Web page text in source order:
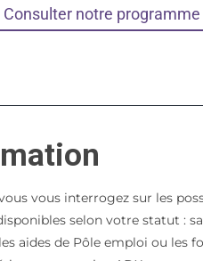
Consulter notre
vous interrogez sur les
selon votre statut :
aides de Pôle emploi ou les